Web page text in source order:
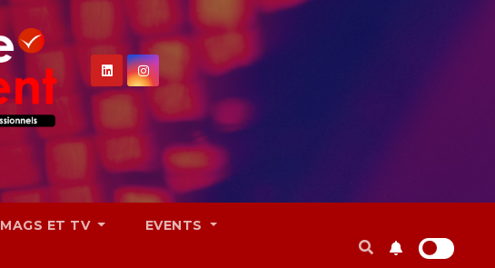
MAGS ET TV EVENTS